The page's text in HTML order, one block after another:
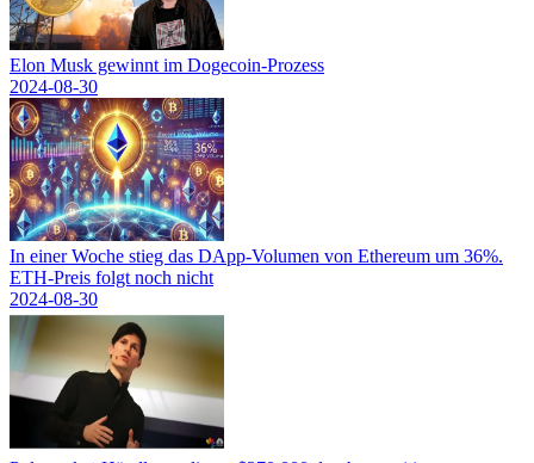
Elon Musk gewinnt im Dogecoin-Prozess
2024-08-30
In einer Woche stieg das DApp-Volumen von Ethereum um 36%.
ETH-Preis folgt noch nicht
2024-08-30